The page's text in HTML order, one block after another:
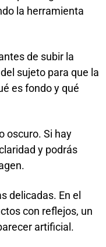
la herramienta
de subir la
sujeto para que la
es fondo y qué
oscuro. Si hay
y podrás
delicadas. En el
con reflejos, un
artificial.